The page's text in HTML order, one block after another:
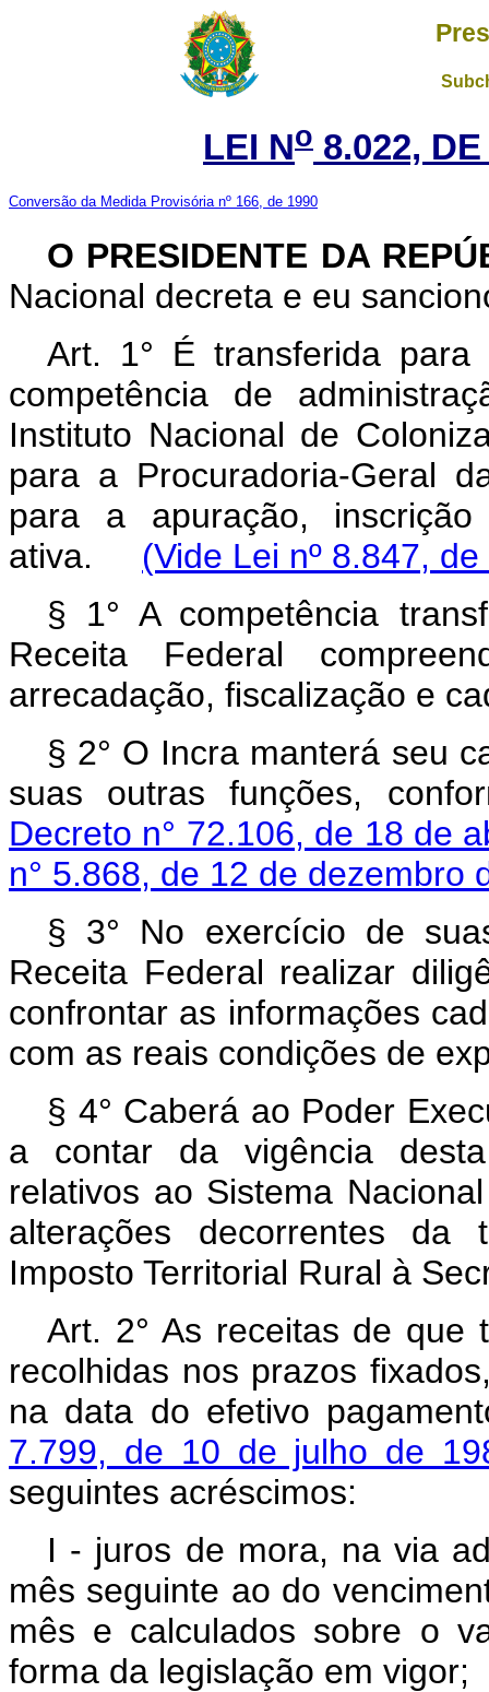
LEI No 8.022,
Conversão da Medida Provisória nº 166, de 1990
O PRESIDENTE DA
Nacional decreta e eu
Art. 1° É transferida
competência de
Instituto Nacional de
para a Procuradoria-Geral
para a apuração,
ativa. (Vide Lei nº 8.847,
§ 1° A competência
Receita Federal
arrecadação, fiscalização e
§ 2° O Incra manterá seu
suas outras funções,
Decreto n° 72.106, de 18 de
n° 5.868, de 12 de dezembro
§ 3° No exercício de
Receita Federal realizar
confrontar as informações
com as reais condições de
§ 4° Caberá ao Poder
a contar da vigência
relativos ao Sistema
alterações decorrentes da
Imposto Territorial Rural à
Art. 2° As receitas de que
recolhidas nos prazos
na data do efetivo
7.799, de 10 de julho de
seguintes acréscimos:
I - juros de mora, na via
mês seguinte ao do
mês e calculados sobre o
forma da legislação em vigor;